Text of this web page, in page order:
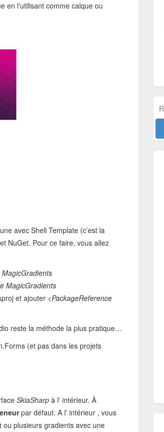
en l'utilisant comme calque ou
avec Shell Template (c’est la
NuGet. Pour ce faire, vous allez
MagicGradients
et ajouter <PackageReference
reste la méthode la plus pratique…
(et pas dans les projets
SkiaSharp à l' intérieur. À
par défaut. A l' intérieur , vous
ou plusieurs gradients avec une